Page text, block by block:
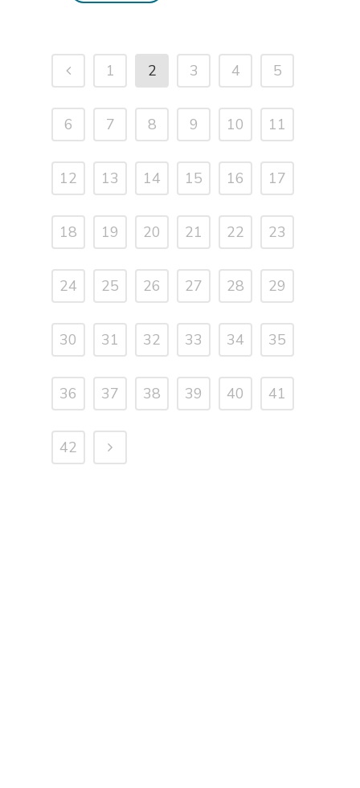
1 2 3 4 5
6 7 8 9 10 11
12 13 14 15 16 17
18 19 20 21 22 23
24 25 26 27 28 29
30 31 32 33 34 35
36 37 38 39 40 41
42